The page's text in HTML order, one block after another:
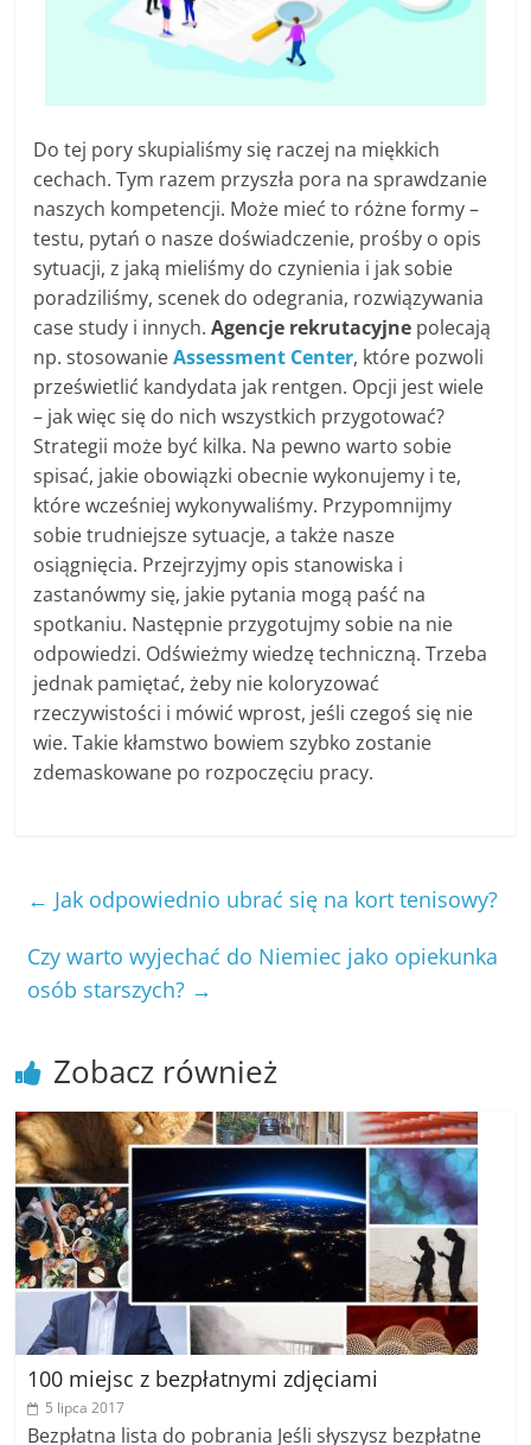
Do tej pory skupialiśmy się raczej na miękkich
cechach. Tym razem przyszła pora na sprawdzanie
naszych kompetencji. Może mieć to różne formy –
testu, pytań o nasze doświadczenie, prośby o opis
sytuacji, z jaką mieliśmy do czynienia i jak sobie
poradziliśmy, scenek do odegrania, rozwiązywania
case study i innych.Agencje rekrutacyjne polecają
np. stosowanieAssessment Center, które pozwoli
prześwietlić kandydata jak rentgen. Opcji jest wiele
– jak więc się do nich wszystkich przygotować?
Strategii może być kilka. Na pewno warto sobie
spisać, jakie obowiązki obecnie wykonujemy i te,
które wcześniej wykonywaliśmy. Przypomnijmy
sobie trudniejsze sytuacje, a także nasze
osiągnięcia. Przejrzyjmy opis stanowiska i
zastanówmy się, jakie pytania mogą paść na
spotkaniu. Następnie przygotujmy sobie na nie
odpowiedzi. Odświeżmy wiedzę techniczną. Trzeba
jednak pamiętać, żeby nie koloryzować
rzeczywistości i mówić wprost, jeśli czegoś się nie
wie. Takie kłamstwo bowiem szybko zostanie
zdemaskowane po rozpoczęciu pracy.
← Jak odpowiednio ubrać się na kort tenisowy?
Czy warto wyjechać do Niemiec jako opiekunka
osób starszych? →
Zobacz również
100 miejsc z bezpłatnymi zdjęciami
5 lipca 2017
Bezpłatna lista do pobrania Jeśli słyszysz bezpłatne